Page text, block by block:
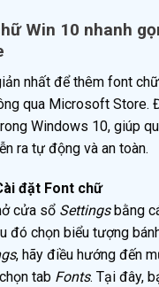
Win 10 nhanh
nhất để thêm font
qua Microsoft Store.
Windows 10, giúp
ra tự động và an toàn.
đặt Font chữ
cửa sổ Settingsbằng
đó chọn biểu tượng
, hãy điều hướng đến
tab Fonts. Tại đây,